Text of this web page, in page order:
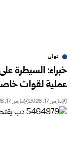
دولي
خبراء: السيطرة
عملية لقوات
مارس 17, 2026 مارس 17, 2026